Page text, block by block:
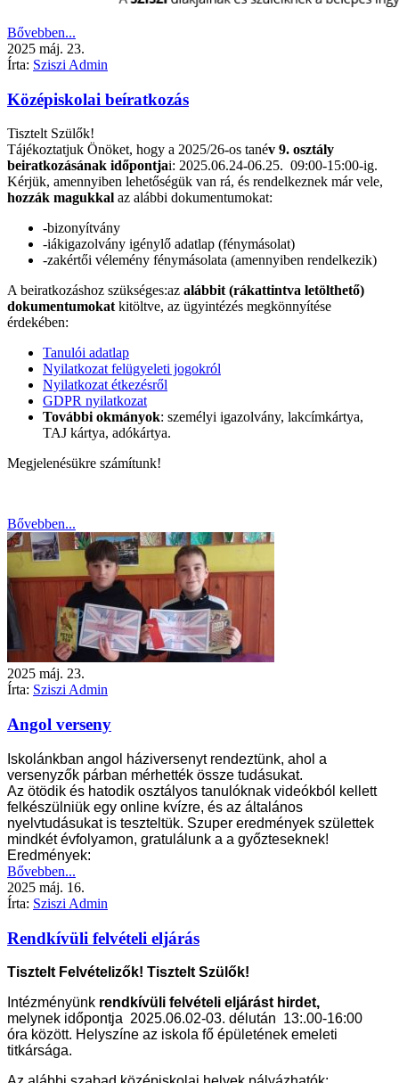
Bővebben...
2025 máj. 23.
Írta: Sziszi Admin
Középiskolai beíratkozás
Tisztelt Szülők!
Tájékoztatjuk Önöket, hogy a 2025/26-os tanév 9. osztály
beiratkozásának időpontjai: 2025.06.24-06.25. 09:00-15:00-ig.
Kérjük, amennyiben lehetőségük van rá, és rendelkeznek már vele,
hozzák magukkal az alábbi dokumentumokat:
-bizonyítvány
-iákigazolvány igénylő adatlap (fénymásolat)
-zakértői vélemény fénymásolata (amennyiben rendelkezik)
A beiratkozáshoz szükséges:az alábbit (rákattintva letölthető)
dokumentumokat kitöltve, az ügyintézés megkönnyítése
érdekében:
Tanulói adatlap
Nyilatkozat felügyeleti jogokról
Nyilatkozat étkezésről
GDPR nyilatkozat
További okmányok: személyi igazolvány, lakcímkártya,
TAJ kártya, adókártya.
Megjelenésükre számítunk!
Bővebben...
2025 máj. 23.
Írta: Sziszi Admin
Angol verseny
Iskolánkban angol háziversenyt rendeztünk, ahol a
versenyzők párban mérhették össze tudásukat.
Az ötödik és hatodik osztályos tanulóknak videókból kellett
felkészülniük egy online kvízre, és az általános
nyelvtudásukat is teszteltük. Szuper eredmények születtek
mindkét évfolyamon, gratulálunk a a győzteseknek!
Eredmények:
Bővebben...
2025 máj. 16.
Írta: Sziszi Admin
Rendkívüli felvételi eljárás
Tisztelt Felvételizők! Tisztelt Szülők!
Intézményünk rendkívüli felvételi eljárást hirdet,
melynek időpontja 2025.06.02-03. délután 13:.00-16:00
óra között. Helyszíne az iskola fő épületének emeleti
titkársága.